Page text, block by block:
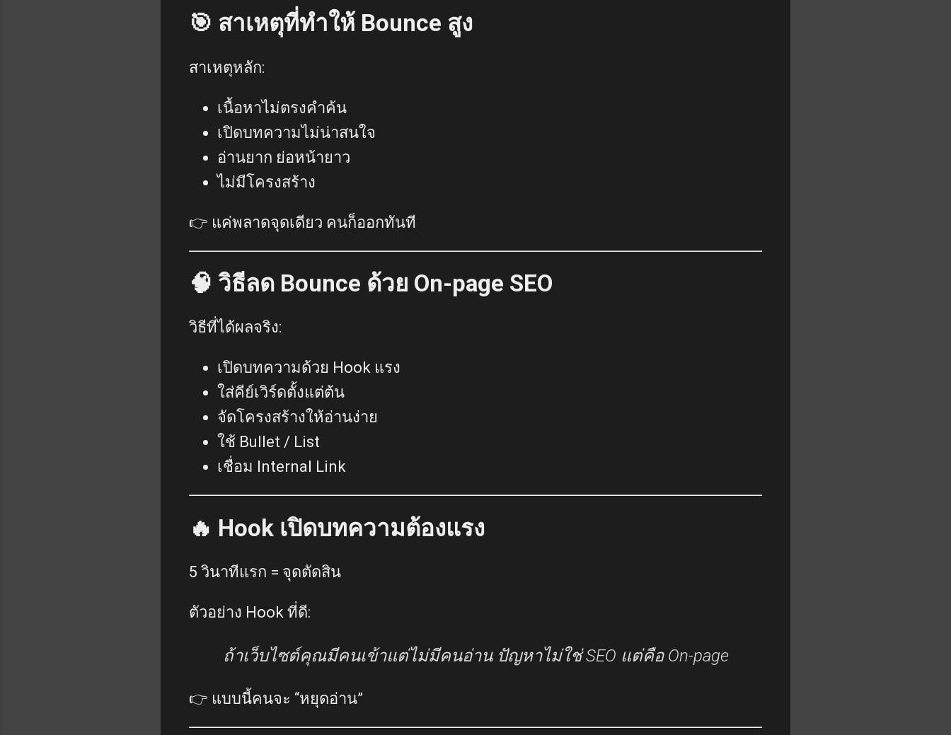
🎯 สาเหตุที่ทำให้ Bounce สูง
สาเหตุหลัก:
เนื้อหาไม่ตรงคำค้น
เปิดบทความไม่น่าสนใจ
อ่านยาก ย่อหน้ายาว
ไม่มีโครงสร้าง
👉 แค่พลาดจุดเดียว คนก็ออกทันที
🧠 วิธีลด Bounce ด้วย On-page SEO
วิธีที่ได้ผลจริง:
เปิดบทความด้วย Hook แรง
ใส่คีย์เวิร์ดตั้งแต่ต้น
จัดโครงสร้างให้อ่านง่าย
ใช้ Bullet / List
เชื่อม Internal Link
🔥 Hook เปิดบทความต้องแรง
5 วินาทีแรก = จุดตัดสิน
ตัวอย่าง Hook ที่ดี:
ถ้าเว็บไซต์คุณมีคนเข้าแต่ไม่มีคนอ่าน ปัญหาไม่ใช่ SEO แต่คือ On-page
👉 แบบนี้คนจะ “หยุดอ่าน”